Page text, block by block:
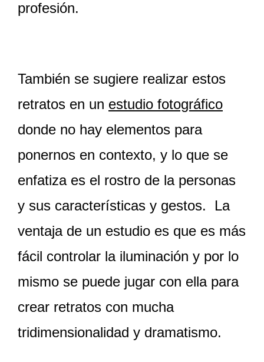
profesión.
También se sugiere realizar estos
retratos en un estudio fotográfico
donde no hay elementos para
ponernos en contexto, y lo que se
enfatiza es el rostro de la personas
y sus características y gestos. La
ventaja de un estudio es que es más
fácil controlar la iluminación y por lo
mismo se puede jugar con ella para
crear retratos con mucha
tridimensionalidad y dramatismo.